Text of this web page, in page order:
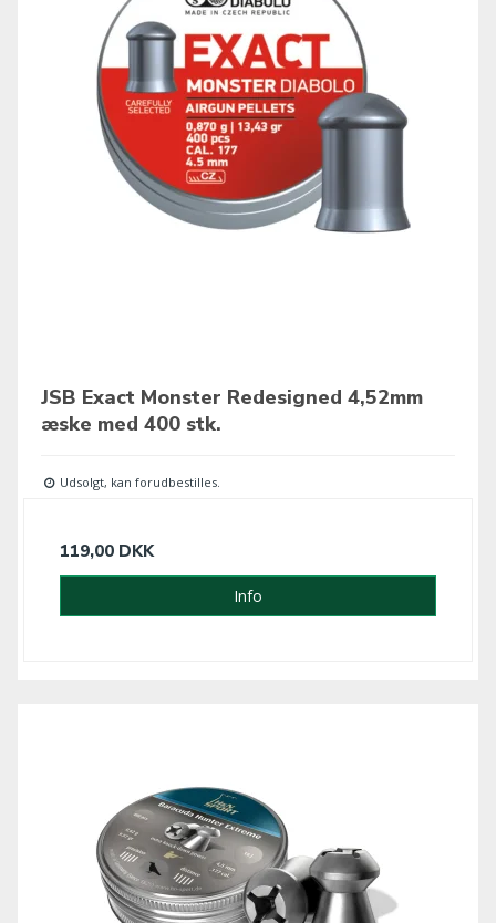
JSB Exact Monster Redesigned 4,52mm
æske med 400 stk.
Udsolgt, kan forudbestilles.
119,00 DKK
Info